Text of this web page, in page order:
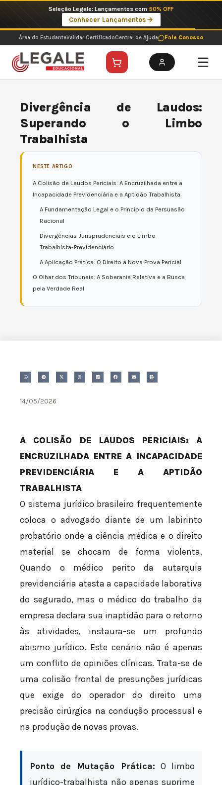
o
conteúdo
Imperdíveis no Pix: Pós Selecionadas a 199 reais no pix em parcela única
Ver ofertas
Área do EstudanteValidar CertificadoCentral de Ajuda Fale Conosco
Divergência de Laudos:
Superando o Limbo
Trabalhista
NESTE ARTIGO
A Colisão de Laudos Periciais: A Encruzilhada entre a
Incapacidade Previdenciária e a Aptidão Trabalhista
A Fundamentação Legal e o Princípio da Persuasão
Racional
Divergências Jurisprudenciais e o Limbo
Trabalhista-Previdenciário
A Aplicação Prática: O Direito à Nova Prova Pericial
O Olhar dos Tribunais: A Soberania Relativa e a Busca
pela Verdade Real
14/05/2026
A COLISÃO DE LAUDOS PERICIAIS: A
ENCRUZILHADA ENTRE A INCAPACIDADE
PREVIDENCIÁRIA E A APTIDÃO
TRABALHISTA
O sistema jurídico brasileiro frequentemente
coloca o advogado diante de um labirinto
probatório onde a ciência médica e o direito
material se chocam de forma violenta.
Quando o médico perito da autarquia
previdenciária atesta a capacidade laborativa
do segurado, mas o médico do trabalho da
empresa declara sua inaptidão para o retorno
às atividades, instaura-se um profundo
abismo jurídico. Este cenário não é apenas
um conflito de opiniões clínicas. Trata-se de
uma colisão frontal de presunções jurídicas
que exige do operador do direito uma
precisão cirúrgica na condução processual e
na produção de novas provas.
Ponto de Mutação Prática: O limbo
jurídico-trabalhista não apenas suprime